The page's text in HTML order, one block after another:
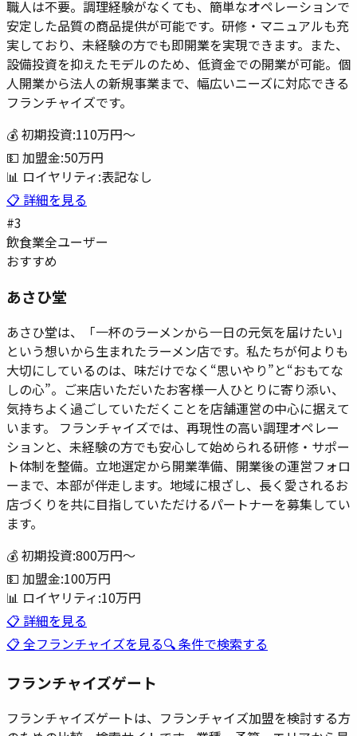
職人は不要。調理経験がなくても、簡単なオペレーションで
安定した品質の商品提供が可能です。研修・マニュアルも充
実しており、未経験の方でも即開業を実現できます。また、
設備投資を抑えたモデルのため、低資金での開業が可能。個
人開業から法人の新規事業まで、幅広いニーズに対応できる
フランチャイズです。
💰 初期投資:110万円〜
💵 加盟金:50万円
📊 ロイヤリティ:表記なし
📋 詳細を見る
#3
飲食業全ユーザー
おすすめ
あさひ堂
あさひ堂は、「一杯のラーメンから一日の元気を届けたい」
という想いから生まれたラーメン店です。私たちが何よりも
大切にしているのは、味だけでなく“思いやり”と“おもてな
しの心”。ご来店いただいたお客様一人ひとりに寄り添い、
気持ちよく過ごしていただくことを店舗運営の中心に据えて
います。 フランチャイズでは、再現性の高い調理オペレー
ションと、未経験の方でも安心して始められる研修・サポー
ト体制を整備。立地選定から開業準備、開業後の運営フォロ
ーまで、本部が伴走します。地域に根ざし、長く愛されるお
店づくりを共に目指していただけるパートナーを募集してい
ます。
💰 初期投資:800万円〜
💵 加盟金:100万円
📊 ロイヤリティ:10万円
📋 詳細を見る
📋 全フランチャイズを見る🔍 条件で検索する
フランチャイズゲート
フランチャイズゲートは、フランチャイズ加盟を検討する方